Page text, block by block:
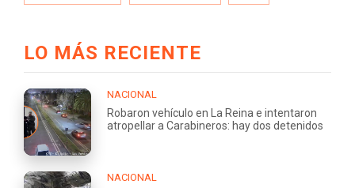
LO MÁS RECIENTE
NACIONAL
Robaron vehículo en La Reina e intentaron
atropellar a Carabineros: hay dos detenidos
NACIONAL